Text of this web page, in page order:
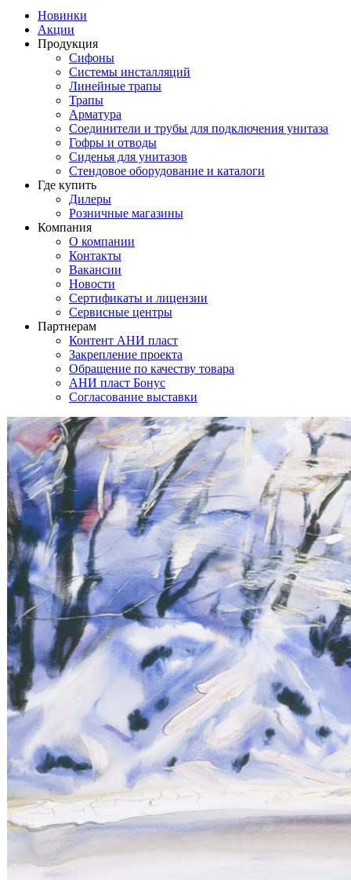
Новинки
Акции
Продукция
Сифоны
Системы инсталляций
Линейные трапы
Трапы
Арматура
Соединители и трубы для подключения унитаза
Гофры и отводы
Сиденья для унитазов
Стендовое оборудование и каталоги
Где купить
Дилеры
Розничные магазины
Компания
О компании
Контакты
Вакансии
Новости
Сертификаты и лицензии
Сервисные центры
Партнерам
Контент АНИ пласт
Закрепление проекта
Обращение по качеству товара
АНИ пласт Бонус
Согласование выставки